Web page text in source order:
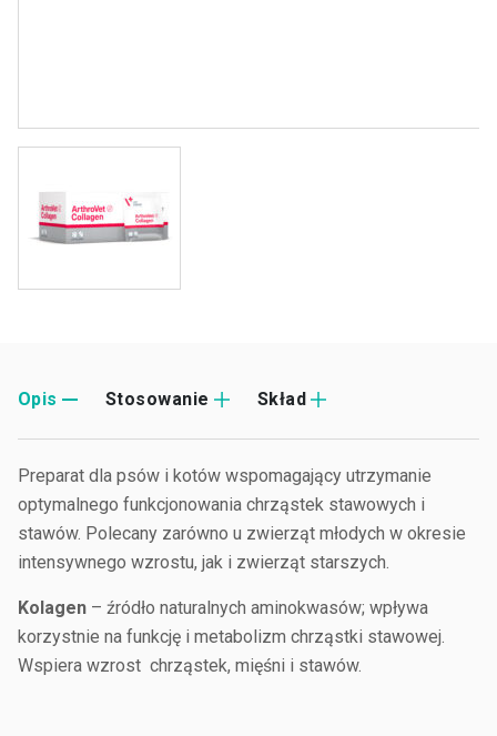
Opis Stosowanie Skład
Preparat dla psów i kotów wspomagający utrzymanie
optymalnego funkcjonowania chrząstek stawowych i
stawów. Polecany zarówno u zwierząt młodych w okresie
intensywnego wzrostu, jak i zwierząt starszych.
Kolagen – źródło naturalnych aminokwasów; wpływa
korzystnie na funkcję i metabolizm chrząstki stawowej.
Wspiera wzrost chrząstek, mięśni i stawów.